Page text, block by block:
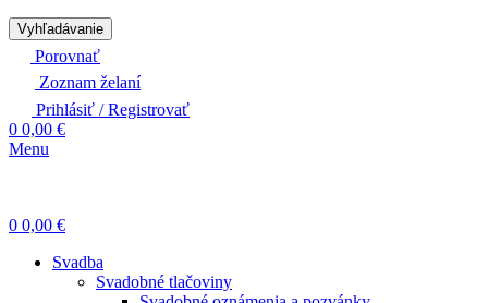
Vyhľadávanie
Porovnať
Zoznam želaní
Prihlásiť / Registrovať
0 0,00 €
Menu
0 0,00 €
Svadba
Svadobné tlačoviny